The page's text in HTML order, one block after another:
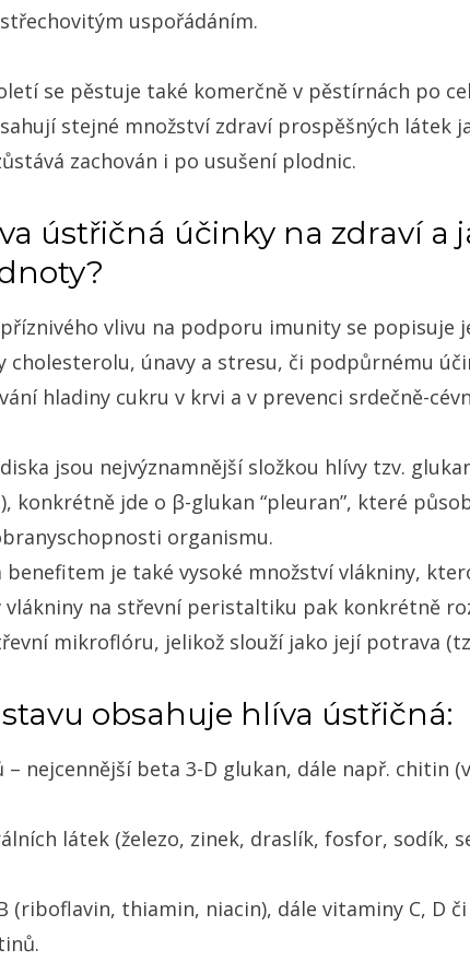
uspořádáním.
se pěstuje také komerčně v pěstírnách po
stejné množství zdraví prospěšných látek
zachován i po usušení plodnic.
ústřičná účinky na zdraví a
vlivu na podporu imunity se popisuje
cholesterolu, únavy a stresu, či podpůrnému
hladiny cukru v krvi a v prevenci srdečně-
jsou nejvýznamnější složkou hlívy tzv.
konkrétně jde o β-glukan “pleuran”, které
organismu.
je také vysoké množství vlákniny,
na střevní peristaltiku pak konkrétně
mikroflóru, jelikož slouží jako její potrava
obsahuje hlíva ústřičná:
– nejcennější beta 3-D glukan, dále např. chitin
látek (železo, zinek, draslík, fosfor, sodík,
(riboflavin, thiamin, niacin), dále vitaminy C, D či